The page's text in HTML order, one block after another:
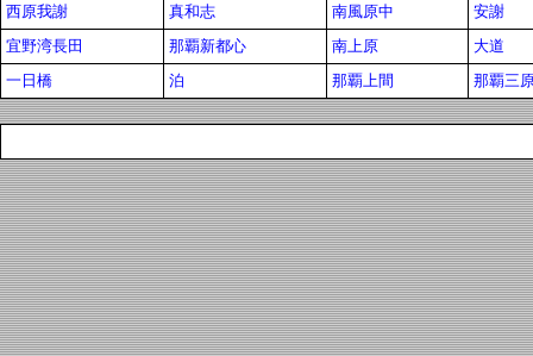
西原我謝
真和志 南風原中
安謝
宜野湾長田
那覇新都心 南上原
大道
一日橋
泊 那覇上間 那覇三